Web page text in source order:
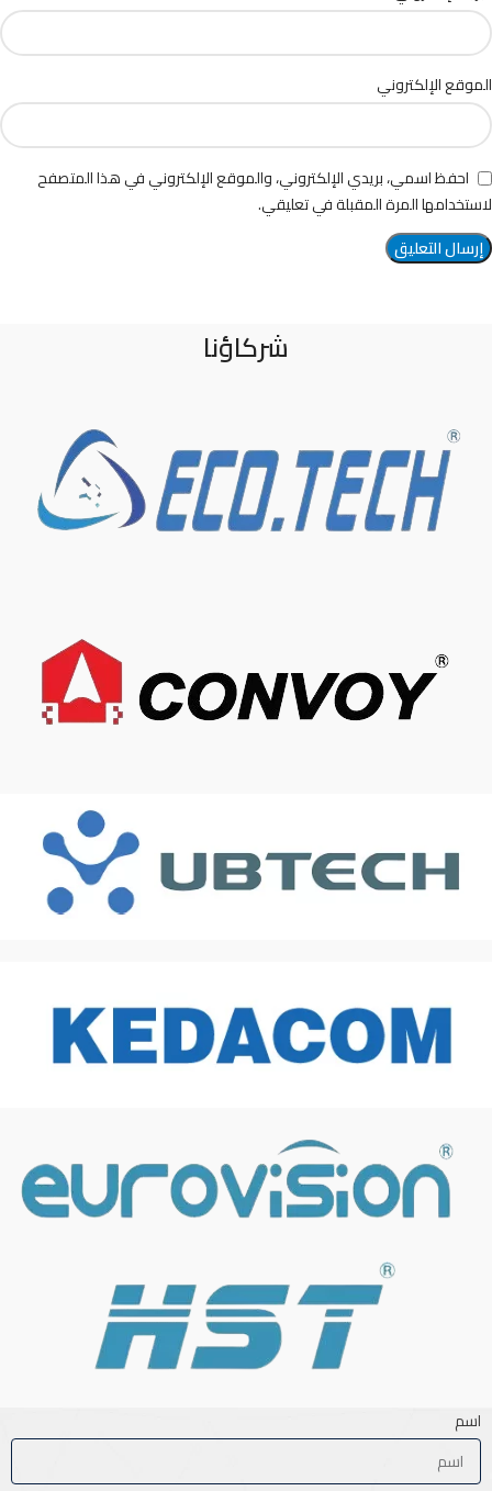
الموقع الإلكتروني
احفظ اسمي، بريدي الإلكتروني، والموقع الإلكتروني في هذا المتصفح
لاستخدامها المرة المقبلة في تعليقي.
شركاؤنا
اسم